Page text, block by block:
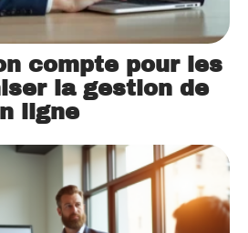
compte pour les
la gestion de
ligne